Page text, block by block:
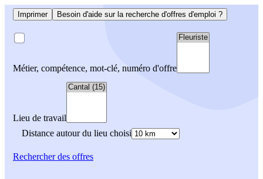
Imprimer Besoin d'aide sur la recherche d'offres d'emploi ?
Métier, compétence, mot-clé, numéro d'offre
Lieu de travail
Distance autour du lieu choisi
Rechercherdes offres